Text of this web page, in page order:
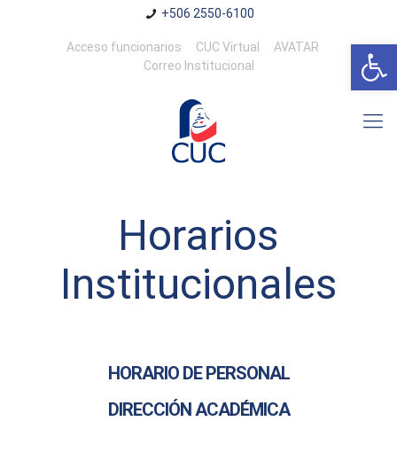
Abrir
+506 2550-6100
Acceso funcionarios CUC Virtual
AVATAR
Correo Institucional
Horarios
Institucionales
HORARIO DE PERSONAL
DIRECCIÓN ACADÉMICA